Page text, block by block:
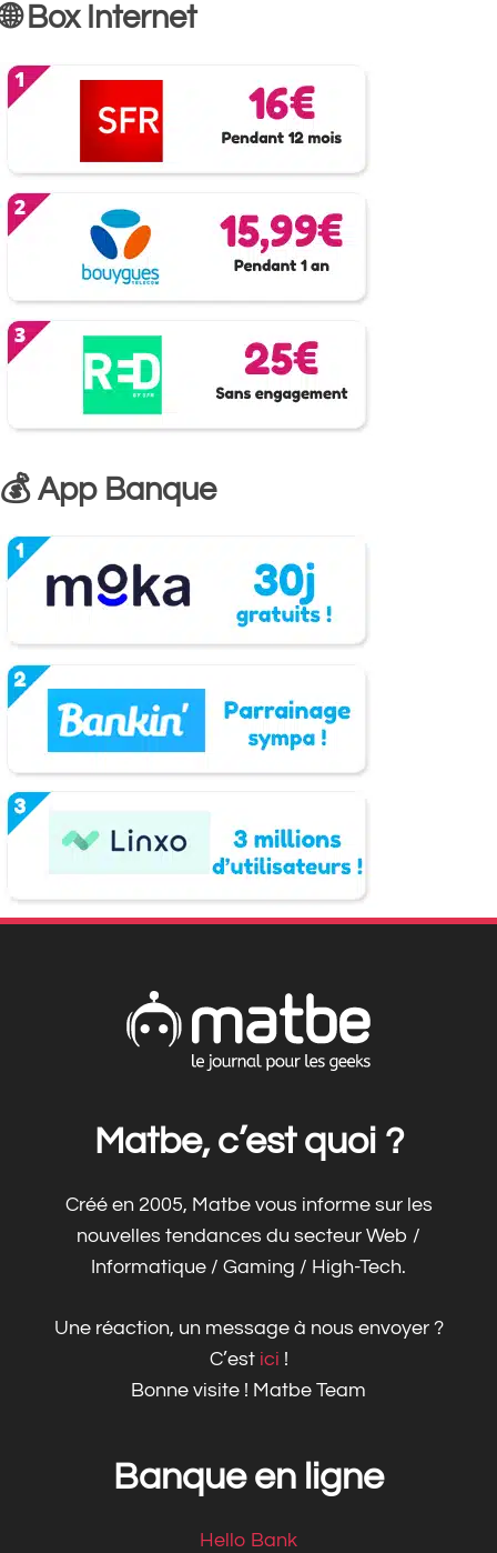
🌐 Box Internet
💰 App Banque
Matbe, c’est quoi ?
Créé en 2005, Matbe vous informe sur les
nouvelles tendances du secteur Web /
Informatique / Gaming / High-Tech.
Une réaction, un message à nous envoyer ?
C’est ici !
Bonne visite ! Matbe Team
Banque en ligne
Hello Bank